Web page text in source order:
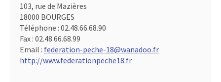
103, rue de Mazières
18000 BOURGES
Téléphone : 02.48.66.68.90
Fax : 02.48.66.68.99
Email : federation-peche-18@wanadoo.fr
http://www.federationpeche18.fr